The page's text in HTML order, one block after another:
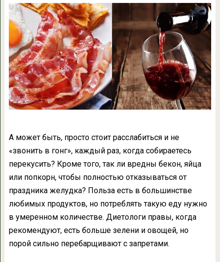
А может быть, просто стоит расслабиться и не
«звонить в гонг», каждый раз, когда собираетесь
перекусить? Кроме того, так ли вредны бекон, яйца
или попкорн, чтобы полностью отказываться от
праздника желудка? Польза есть в большинстве
любимых продуктов, но потреблять такую еду нужно
в умеренном количестве. Диетологи правы, когда
рекомендуют, есть больше зелени и овощей, но
порой сильно перебарщивают с запретами.